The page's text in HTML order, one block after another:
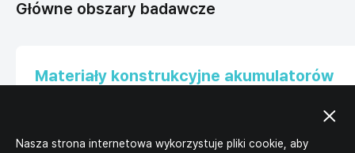
Główne obszary badawcze
Materiały konstrukcyjne akumulatorów
Proces
BMS
Nasza strona internetowa wykorzystuje pliki cookie, aby